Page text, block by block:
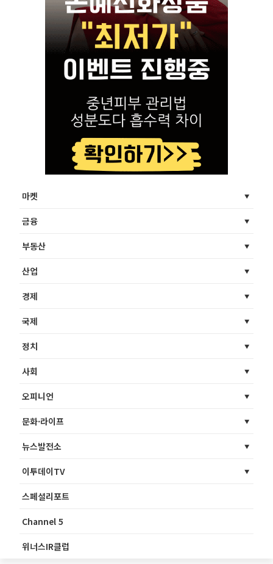
마켓
금융
부동산
산업
경제
국제
정치
사회
오피니언
문화·라이프
뉴스발전소
이투데이TV
스페셜리포트
Channel 5
위너스IR클럽